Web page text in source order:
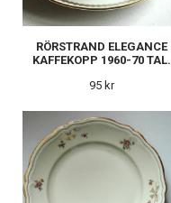
RÖRSTRAND ELEGANCE
KAFFEKOPP 1960-70 TAL.
95 kr